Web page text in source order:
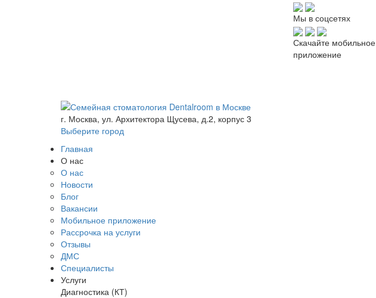
г. Москва, ул. Архитектора Щусева, д.2, корпус 3
Выберите город
Мы в соцсетях
Скачайте мобильное
приложение
Главная
О нас
О нас
Новости
Блог
Вакансии
Мобильное приложение
Рассрочка на услуги
Отзывы
ДМС
Специалисты
Услуги
Диагностика (КТ)